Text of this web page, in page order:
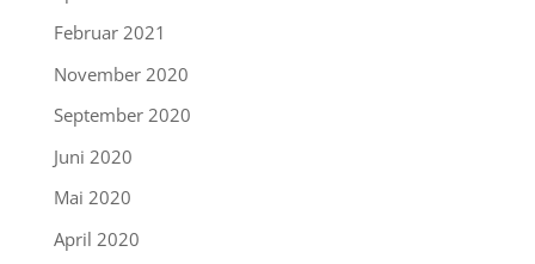
Februar 2021
November 2020
September 2020
Juni 2020
Mai 2020
April 2020